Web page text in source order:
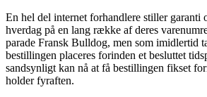
En hel del internet forhandlere stiller garanti
hverdag på en lang række af deres
parade Fransk Bulldog, men som imidlertid
bestillingen placeres forinden et besluttet
sandsynligt kan nå at få bestillingen fikset
holder fyraften.